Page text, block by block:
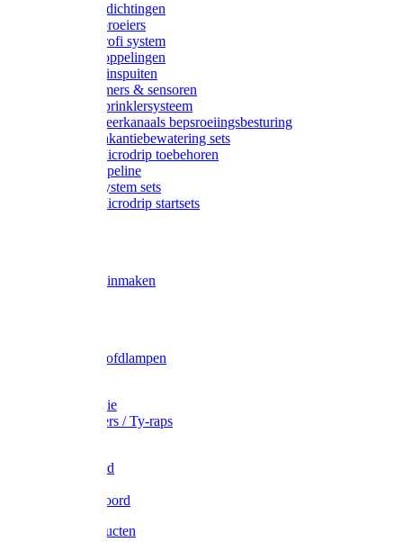
Gardena afdichtingen
Gardena sproeiers
Gardena Profi system
Gardena koppelingen
Gardena tuinspuiten
Gardena timers & sensoren
Gardena Sprinklersysteem
Gardena meerkanaals bepsroeiingsbesturing
Gardena vakantiebewatering sets
Gardena Microdrip toebehoren
Gardena Pipeline
Gardena System sets
Gardena Microdrip startsets
Wecken & inmaken
Zak- & Hoofdlampen
Tape en folie
Kabelbinders / Ty-raps
Metselkoord
Elastisch koord
Afdekproducten